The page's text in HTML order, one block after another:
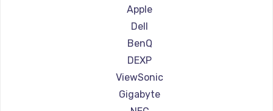
Ремонт мониторов iFFALCON
Ремонт мониторов Dahua
Apple
Dell
BenQ
DEXP
ViewSonic
Gigabyte